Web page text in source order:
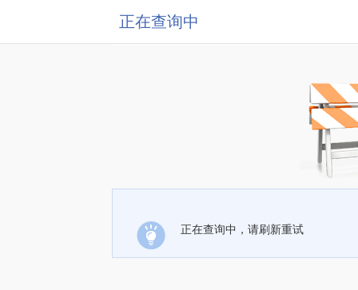
正在查询中
正在查询中，请刷新重试